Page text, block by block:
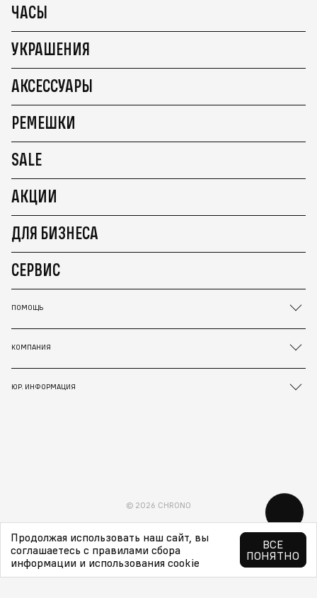
ЧАСЫ
УКРАШЕНИЯ
АКСЕССУАРЫ
РЕМЕШКИ
SALE
АКЦИИ
ДЛЯ БИЗНЕСА
СЕРВИС
ПОМОЩЬ
КОМПАНИЯ
ЮР. ИНФОРМАЦИЯ
© 2026 CHRONO
Продолжая использовать наш сайт, вы
соглашаетесь с правилами сбора
информации и использования cookie
ВСЕ
ПОНЯТНО